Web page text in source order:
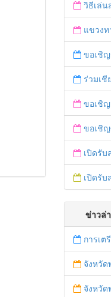
วิธีเล่น
แขวงทางหลวง
ขอเชิญ
ร่วมเชียร์
ขอเชิญสมั
ขอเชิญซื้อ
เปิดรับ
เปิดรับสมั
ข่าวล่
การเต
จังหวัดพระนครศรีอยุธยา บูรณาก
จังหวัดพระนครศรีอยุธยา